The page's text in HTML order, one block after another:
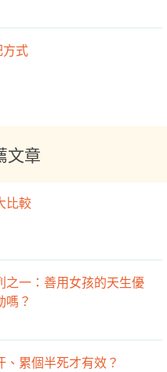
式
文章
比較
之一：善用女孩的天生優
嗎？
累個半死才有效？